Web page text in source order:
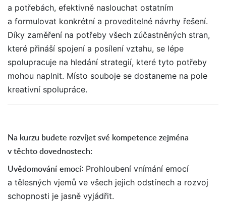
a potřebách, efektivně naslouchat ostatním
a formulovat konkrétní a proveditelné návrhy řešení.
Díky zaměření na potřeby všech zúčastněných stran,
které přináší spojení a posílení vztahu, se lépe
spolupracuje na hledání strategií, které tyto potřeby
mohou naplnit. Místo souboje se dostaneme na pole
kreativní spolupráce.
Na kurzu budete rozvíjet své kompetence zejména
v těchto dovednostech:
Uvědomování emocí: Prohloubení vnímání emocí
a tělesných vjemů ve všech jejich odstínech a rozvoj
schopnosti je jasně vyjádřit.